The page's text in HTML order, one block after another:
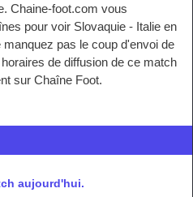
Chaine-foot.com vous
pour voir Slovaquie - Italie en
pas le coup d'envoi de
de diffusion de ce match
sur Chaîne Foot.
aujourd'hui.